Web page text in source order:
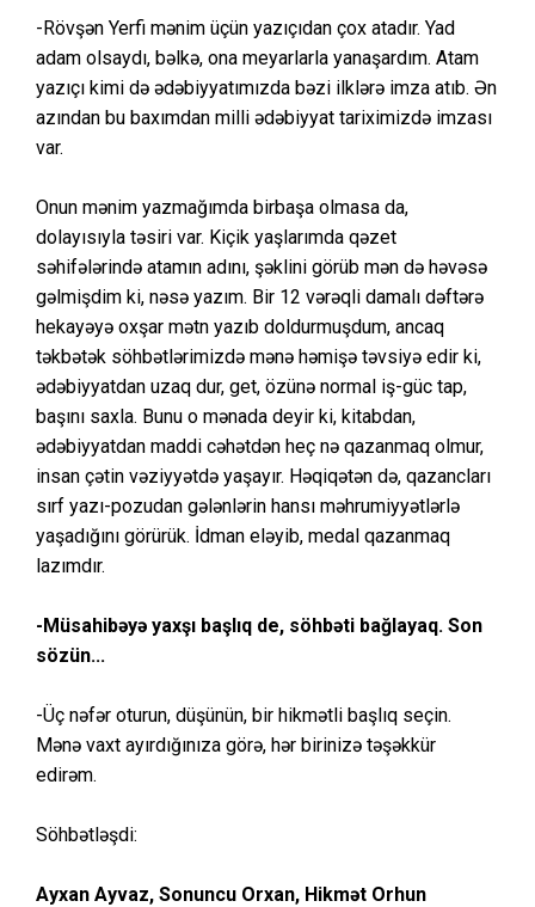
-Rövşən Yerfi mənim üçün yazıçıdan çox atadır. Yad
adam olsaydı, bəlkə, ona meyarlarla yanaşardım. Atam
yazıçı kimi də ədəbiyyatımızda bəzi ilklərə imza atıb. Ən
azından bu baxımdan milli ədəbiyyat tariximizdə imzası
var.
Onun mənim yazmağımda birbaşa olmasa da,
dolayısıyla təsiri var. Kiçik yaşlarımda qəzet
səhifələrində atamın adını, şəklini görüb mən də həvəsə
gəlmişdim ki, nəsə yazım. Bir 12 vərəqli damalı dəftərə
hekayəyə oxşar mətn yazıb doldurmuşdum, ancaq
təkbətək söhbətlərimizdə mənə həmişə təvsiyə edir ki,
ədəbiyyatdan uzaq dur, get, özünə normal iş-güc tap,
başını saxla. Bunu o mənada deyir ki, kitabdan,
ədəbiyyatdan maddi cəhətdən heç nə qazanmaq olmur,
insan çətin vəziyyətdə yaşayır. Həqiqətən də, qazancları
sırf yazı-pozudan gələnlərin hansı məhrumiyyətlərlə
yaşadığını görürük. İdman eləyib, medal qazanmaq
lazımdır.
-Müsahibəyə yaxşı başlıq de, söhbəti bağlayaq. Son
sözün...
-Üç nəfər oturun, düşünün, bir hikmətli başlıq seçin.
Mənə vaxt ayırdığınıza görə, hər birinizə təşəkkür
edirəm.
Söhbətləşdi:
Ayxan Ayvaz, Sonuncu Orxan, Hikmət Orhun